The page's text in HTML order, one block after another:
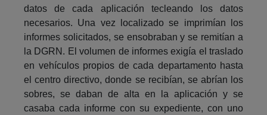
datos de cada aplicación tecleando los datos
necesarios. Una vez localizado se imprimían los
informes solicitados, se ensobraban y se remitían a
la DGRN. El volumen de informes exigía el traslado
en vehículos propios de cada departamento hasta
el centro directivo, donde se recibían, se abrían los
sobres, se daban de alta en la aplicación y se
casaba cada informe con su expediente, con uno